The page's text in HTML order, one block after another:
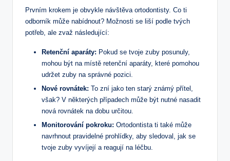
Prvním krokem je obvykle návštěva ortodontisty. Co ti
odborník může nabídnout? Možnosti se liší podle tvých
potřeb, ale zvaž následující:
Retenční aparáty: Pokud se tvoje zuby posunuly,
mohou být na místě retenční aparáty, které pomohou
udržet zuby na správné pozici.
Nové rovnátek: To zní jako ten starý známý přítel,
však? V některých případech může být nutné nasadit
nová rovnátek na dobu určitou.
Monitorování pokroku: Ortodontista ti také může
navrhnout pravidelné prohlídky, aby sledoval, jak se
tvoje zuby vyvíjejí a reagují na léčbu.